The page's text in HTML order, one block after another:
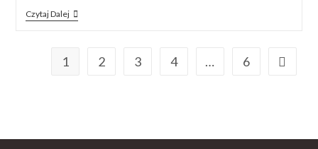
Czytaj Dalej
1 2 3 4 … 6